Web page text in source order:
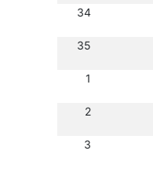
34
35
1
2
3